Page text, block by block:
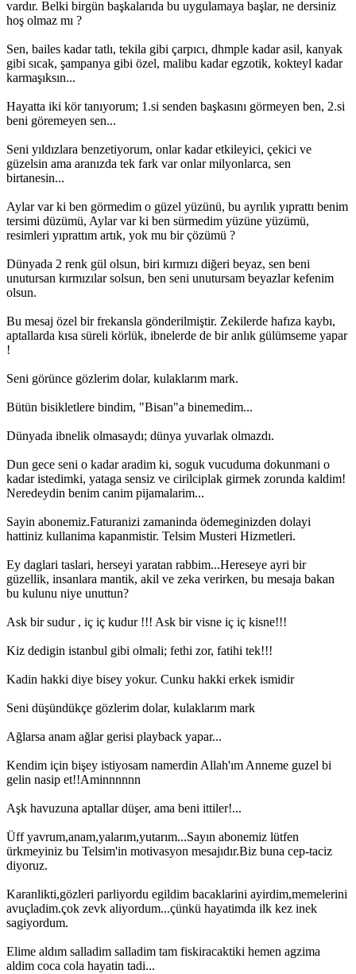
vardır. Belki birgün başkalarıda bu uygulamaya başlar, ne dersiniz
hoş olmaz mı ?
Sen, bailes kadar tatlı, tekila gibi çarpıcı, dhmple kadar asil, kanyak
gibi sıcak, şampanya gibi özel, malibu kadar egzotik, kokteyl kadar
karmaşıksın...
Hayatta iki kör tanıyorum; 1.si senden başkasını görmeyen ben, 2.si
beni göremeyen sen...
Seni yıldızlara benzetiyorum, onlar kadar etkileyici, çekici ve
güzelsin ama aranızda tek fark var onlar milyonlarca, sen
birtanesin...
Aylar var ki ben görmedim o güzel yüzünü, bu ayrılık yıprattı benim
tersimi düzümü, Aylar var ki ben sürmedim yüzüne yüzümü,
resimleri yıprattım artık, yok mu bir çözümü ?
Dünyada 2 renk gül olsun, biri kırmızı diğeri beyaz, sen beni
unutursan kırmızılar solsun, ben seni unutursam beyazlar kefenim
olsun.
Bu mesaj özel bir frekansla gönderilmiştir. Zekilerde hafıza kaybı,
aptallarda kısa süreli körlük, ibnelerde de bir anlık gülümseme yapar
!
Seni görünce gözlerim dolar, kulaklarım mark.
Bütün bisikletlere bindim, "Bisan"a binemedim...
Dünyada ibnelik olmasaydı; dünya yuvarlak olmazdı.
Dun gece seni o kadar aradim ki, soguk vucuduma dokunmani o
kadar istedimki, yataga sensiz ve cirilciplak girmek zorunda kaldim!
Neredeydin benim canim pijamalarim...
Sayin abonemiz.Faturanizi zamaninda ödemeginizden dolayi
hattiniz kullanima kapanmistir. Telsim Musteri Hizmetleri.
Ey daglari taslari, herseyi yaratan rabbim...Hereseye ayri bir
güzellik, insanlara mantik, akil ve zeka verirken, bu mesaja bakan
bu kulunu niye unuttun?
Ask bir sudur , iç iç kudur !!! Ask bir visne iç iç kisne!!!
Kiz dedigin istanbul gibi olmali; fethi zor, fatihi tek!!!
Kadin hakki diye bisey yokur. Cunku hakki erkek ismidir
Seni düşündükçe gözlerim dolar, kulaklarım mark
Ağlarsa anam ağlar gerisi playback yapar...
Kendim için bişey istiyosam namerdin Allah'ım Anneme guzel bi
gelin nasip et!!Aminnnnnn
Aşk havuzuna aptallar düşer, ama beni ittiler!...
Üff yavrum,anam,yalarım,yutarım...Sayın abonemiz lütfen
ürkmeyiniz bu Telsim'in motivasyon mesajıdır.Biz buna cep-taciz
diyoruz.
Karanlikti,gözleri parliyordu egildim bacaklarini ayirdim,memelerini
avuçladim.çok zevk aliyordum...çünkü hayatimda ilk kez inek
sagiyordum.
Elime aldım salladim salladim tam fiskiracaktiki hemen agzima
aldim coca cola hayatin tadi...